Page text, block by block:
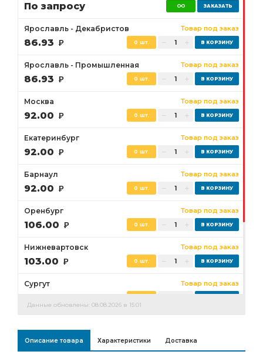
По запросу
Ярославль - Декабристов Товар под заказ
86.93 Р 0 шт.
Ярославль - Промышленная Товар под заказ
86.93 Р 0 шт.
Москва Товар под заказ
92.00 Р 0 шт.
Екатеринбург Товар под заказ
92.00 Р 0 шт.
Барнаул Товар под заказ
92.00 Р 0 шт.
Оренбург Товар под заказ
106.00 Р 0 шт.
Нижневартовск Товар под заказ
103.00 Р 0 шт.
Сургут Товар под заказ
Данные обновлены: 08.08.2026 в 15:01
Описание товара Характеристики Доставка